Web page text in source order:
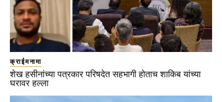
क्राईमनामा
शेख हसीनांच्या पत्रकार परिषदेत सहभागी होताच शाकिब यांच्या
घरावर हल्ला